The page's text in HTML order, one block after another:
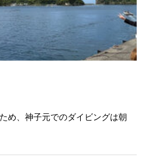
め、神子元でのダイビングは朝